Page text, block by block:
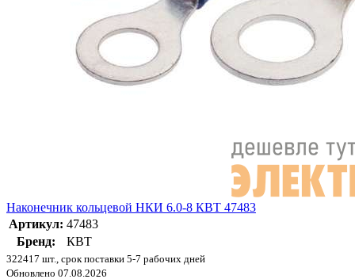
Наконечник кольцевой НКИ 6.0-8 КВТ 47483
Артикул: 47483
Бренд:
КВТ
322417 шт., срок поставки 5-7 рабочих дней
Обновлено 07.08.2026